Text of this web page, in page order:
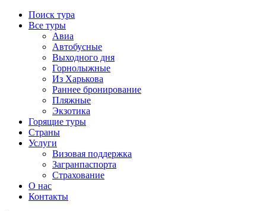
Поиск тура
Все туры
Авиа
Автобусные
Выходного дня
Горнолыжные
Из Харькова
Раннее бронирование
Пляжные
Экзотика
Горящие туры
Страны
Услуги
Визовая поддержка
Загранпаспорта
Страхование
О нас
Контакты